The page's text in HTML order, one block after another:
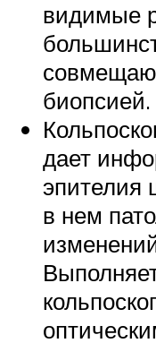
видимые
биопсией.
дает
эпителия
в нем